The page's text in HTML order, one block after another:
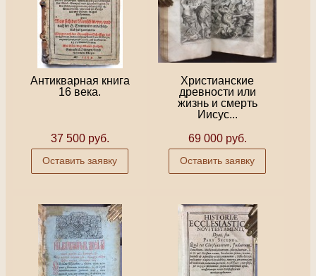
Антикварная книга
16 века.
37 500 руб.
Оставить заявку
Христианские
древности или
жизнь и смерть
Иисус...
69 000 руб.
Оставить заявку